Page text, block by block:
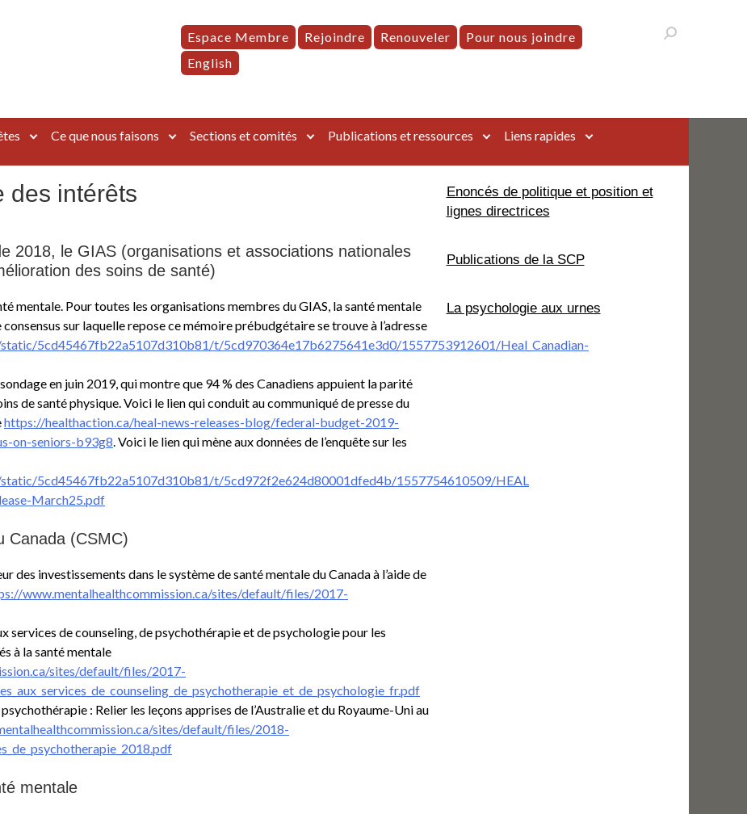
Espace Membre Rejoindre Renouveler
Pour nous joindre
English
Ce que nous faisons Sections et comités Publications et ressources Liens rapides
des intérêts
2018, le GIAS (organisations et associations nationales
des soins de santé)
mentale. Pour toutes les organisations membres du GIAS, la santé mentale
sur laquelle repose ce mémoire prébudgétaire se trouve à l’adresse
5cd45467fb22a5107d310b81/t/5cd970364e17b6275641e3d0/1557753912601/Heal_Canadian-
en juin 2019, qui montre que 94 % des Canadiens appuient la parité
de santé physique. Voici le lien qui conduit au communiqué de presse du
https://healthaction.ca/heal-news-releases-blog/federal-budget-2019-
on-seniors-b93g8. Voici le lien qui mène aux données de l’enquête sur les
static/5cd45467fb22a5107d310b81/t/5cd972f2e624d80001dfed4b/1557754610509/HEAL
March25.pdf
Canada (CSMC)
des investissements dans le système de santé mentale du Canada à l’aide de
www.mentalhealthcommission.ca/sites/default/files/2017-
services de counseling, de psychothérapie et de psychologie pour les
à la santé mentale
sites/default/files/2017-
: Relier les leçons apprises de l’Australie et du Royaume-Uni au
sites/default/files/2018-
mentale
Enoncés de politique et position et
lignes directrices
Publications de la SCP
La psychologie aux urnes